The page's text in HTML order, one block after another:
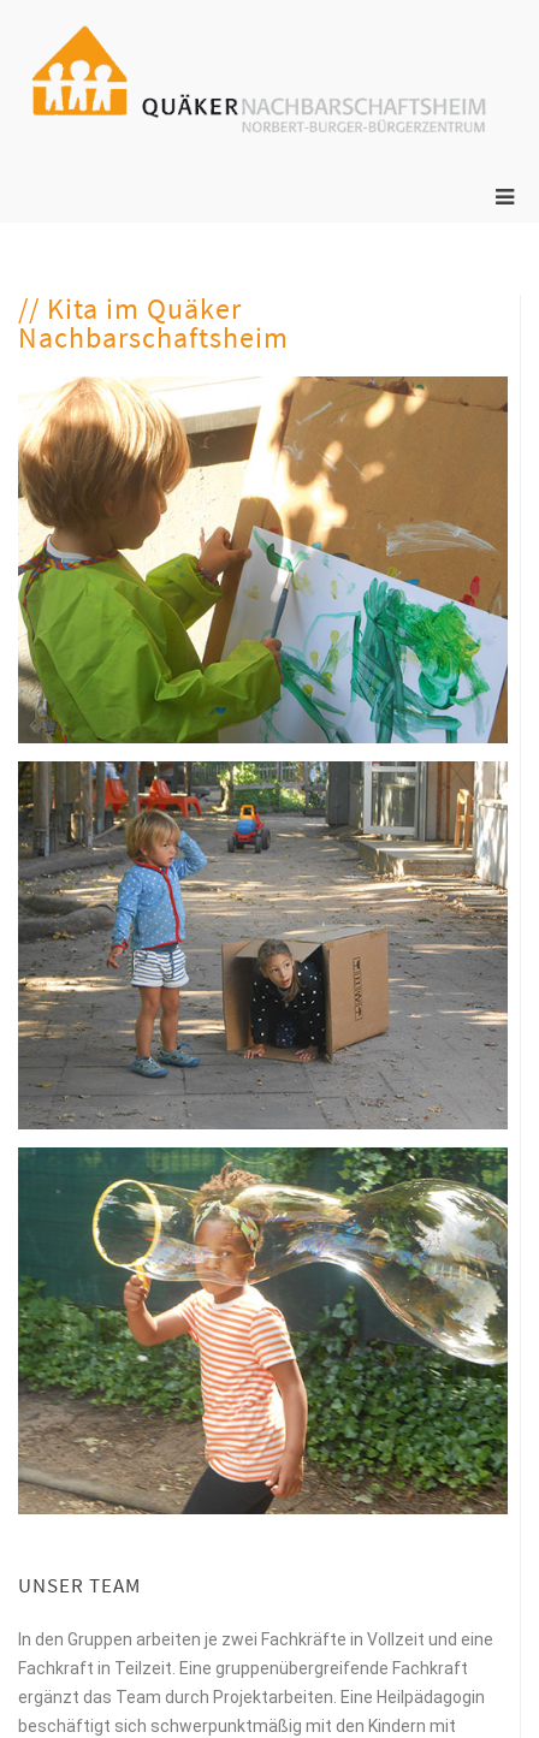
// Kita im Quäker
Nachbarschaftsheim
UNSER TEAM
In den Gruppen arbeiten je zwei Fachkräfte in Vollzeit und eine
Fachkraft in Teilzeit. Eine gruppenübergreifende Fachkraft
ergänzt das Team durch Projektarbeiten. Eine Heilpädagogin
beschäftigt sich schwerpunktmäßig mit den Kindern mit